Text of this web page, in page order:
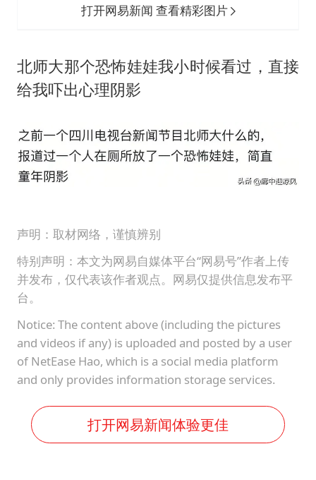
打开网易新闻 查看精彩图片
北师大那个恐怖娃娃我小时候看过，直接
给我吓出心理阴影
声明：取材网络，谨慎辨别
特别声明：本文为网易自媒体平台“网易号”作者上传
并发布，仅代表该作者观点。网易仅提供信息发布平
台。
Notice: The content above (including the pictures
and videos if any) is uploaded and posted by a user
of NetEase Hao, which is a social media platform
and only provides information storage services.
打开网易新闻体验更佳